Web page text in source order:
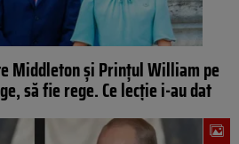
Middleton și Prințul William pe
să fie rege. Ce lecție i-au dat